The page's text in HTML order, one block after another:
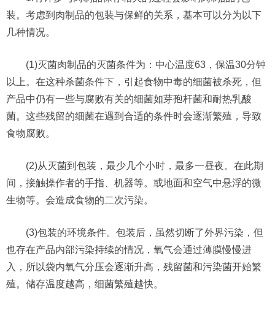
装。考虑到肉制品的包装与保鲜的关系，基本可以分为以下
几种情况。
(1)灭菌肉制品的灭菌条件为：中心温度63，保温30分钟
以上。在这种杀菌条件下，引起食物中毒的细菌被杀死，但
产品中仍有一些与腐败有关的细菌如芽孢杆菌和耐热乳酸
菌。这些残留的细菌在遇到合适的条件时会逐渐繁殖，导致
食物腐败。
(2)从灭菌到包装，最少几个小时，最多一昼夜。在此期
间，接触操作者的手指、机器等。或地面和空气中悬浮的微
生物等。会造成食物的二次污染。
(3)包装的环境条件。包装后，虽然切断了外界污染，但
也存在产品内部污染持续的情况，氧气会通过薄膜慢慢进
入，所以袋内氧气分压会逐渐升高，残留菌和污染菌开始繁
殖。储存温度越高，细菌繁殖越快。